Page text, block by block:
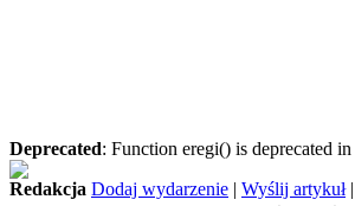
Deprecated: Function eregi() is deprecated in
Redakcja Dodaj wydarzenie | Wyślij artykuł|